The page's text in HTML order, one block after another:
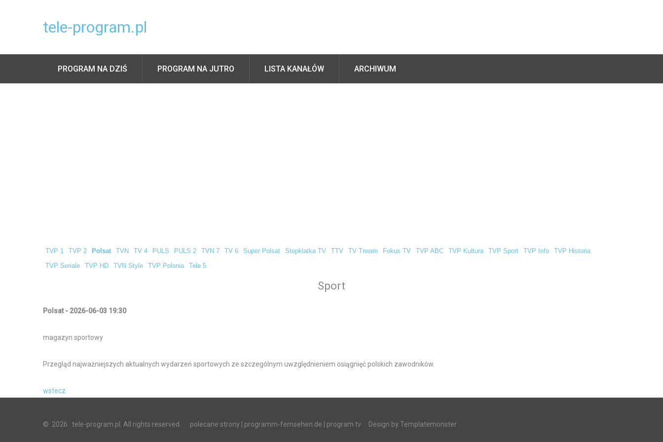
tele-program.pl
PROGRAM NA DZIŚ PROGRAM NA JUTRO LISTA KANAŁÓW ARCHIWUM
TVP 1 TVP 2 Polsat TVN TV 4 PULS PULS 2 TVN 7 TV 6 Super Polsat Stopklatka TV TTV TV Trwam Fokus TV TVP ABC TVP Kultura TVP Sport TVP Info TVP Historia
TVP Seriale TVP HD TVN Style TVP Polonia Tele 5
Sport
Polsat - 2026-06-03 19:30
magazyn sportowy
Przegląd najważniejszych aktualnych wydarzeń sportowych ze szczególnym uwzględnieniem osiągnięć polskich zawodników.
wstecz
© 2026 tele-program.pl. All rights reserved. polecane strony programm-fernsehen.de | program tv Design by Templatemonster